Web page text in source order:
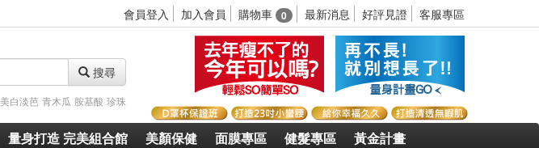
會員登入 加入會員 購物車 0 最新消息 好評見證 客服專區
搜尋
美白淡芭 青木瓜 胺基酸 珍珠
量身打造 完美組合館 美顏保健 面膜專區 健髮專區 黃金計畫